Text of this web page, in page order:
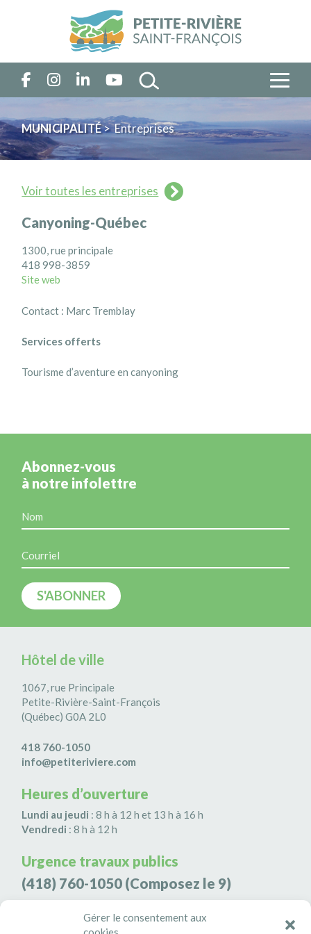
Gérer le consentement aux
MUNICIPALITÉ> Entreprises
Voir toutes les entreprises
Canyoning-Québec
1300, rue principale
418 998-3859
Site web
Contact : Marc Tremblay
Services offerts
Tourisme d’aventure en canyoning
Abonnez-vous
à notre infolettre
Hôtel de ville
1067, rue Principale
Petite-Rivière-Saint-François
(Québec) G0A 2L0
418 760-1050
info@petiteriviere.com
Heures d’ouverture
Lundi au jeudi : 8 h à 12 h et 13 h à 16 h
Vendredi : 8 h à 12 h
Urgence travaux publics
(418) 760-1050 (Composez le 9)
Agence de sécurité S3K9